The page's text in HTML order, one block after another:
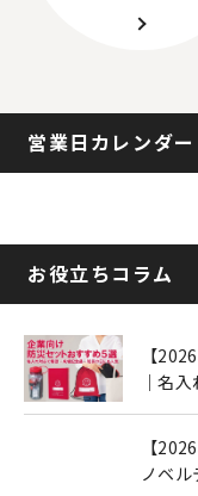
営業日カレンダー
お役立ちコラム
【
｜名
【
ノベ